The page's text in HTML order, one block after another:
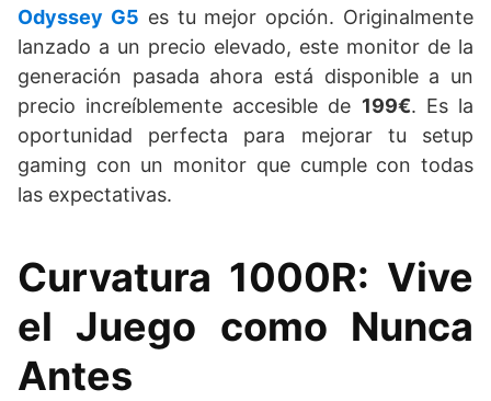
Odyssey G5 es tu mejor opción. Originalmente
lanzado a un precio elevado, este monitor de la
generación pasada ahora está disponible a un
precio increíblemente accesible de 199€. Es la
oportunidad perfecta para mejorar tu setup
gaming con un monitor que cumple con todas
las expectativas.
Curvatura 1000R: Vive
el Juego como Nunca
Antes